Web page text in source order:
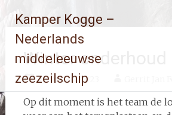
naarKamper Kogge –
Nederlands
middeleeuwse
zeezeilschip
Winter onderhoud
3 februari 2023
Op dit moment is het team de